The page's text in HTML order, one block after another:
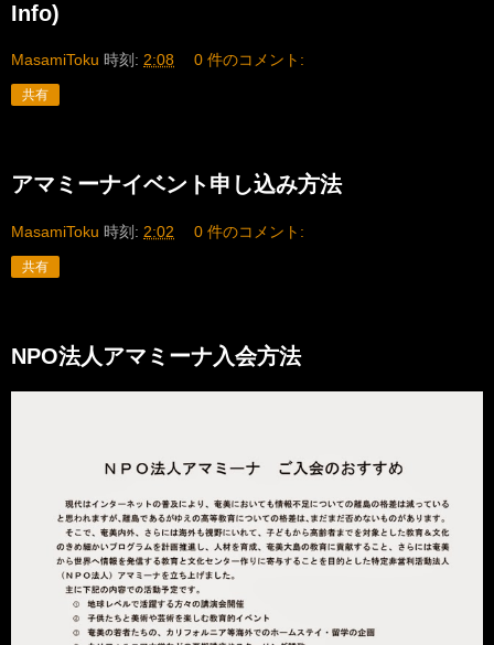
Info)
MasamiToku 時刻: 2:08 0 件のコメント:
共有
アマミーナイベント申し込み方法
MasamiToku 時刻: 2:02 0 件のコメント:
共有
NPO法人アマミーナ入会方法